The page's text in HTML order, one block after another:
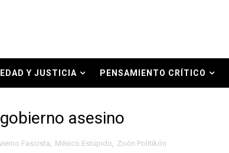
del siglo XXI
Y JUSTICIA PENSAMIENTO CRÍTICO
asesino
Fascista, México Estúpido, Zoón Politikón